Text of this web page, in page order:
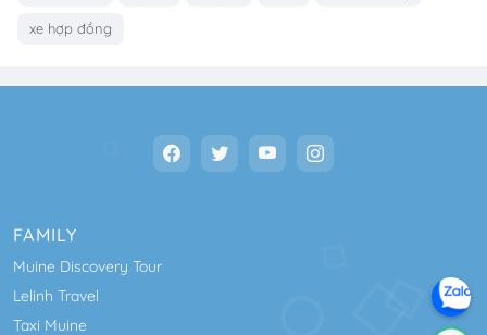
xe hợp đồng
FAMILY
Muine Discovery Tour
Lelinh Travel
Taxi Muine